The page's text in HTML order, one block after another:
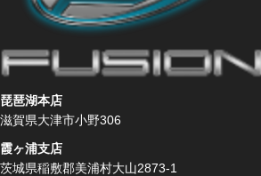
琵琶湖本店
滋賀県大津市小野306
霞ヶ浦支店
茨城県稲敷郡美浦村大山2873-1